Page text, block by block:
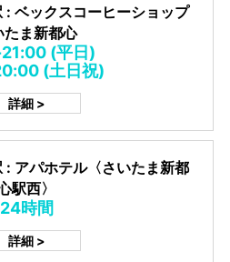
: ベックスコーヒーショップ
たま新都心
(平日)
(土日祝)
詳細 >
: アパホテル〈さいたま新都
駅西〉
24時間
詳細 >